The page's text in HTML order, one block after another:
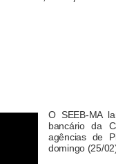
O SEEB-MA
bancário da
agências de
domingo (25/